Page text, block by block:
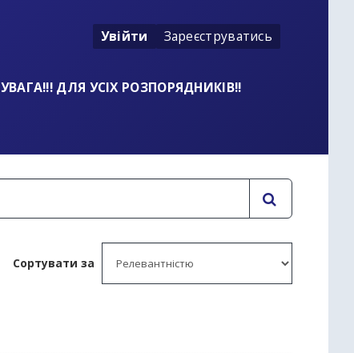
Увійти Зареєструватись
УВАГА!!! ДЛЯ УСІХ РОЗПОРЯДНИКІВ!!
Сортувати за